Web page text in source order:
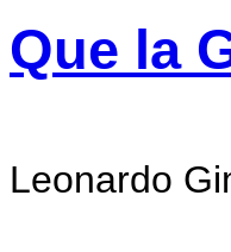
Que la
Leonardo